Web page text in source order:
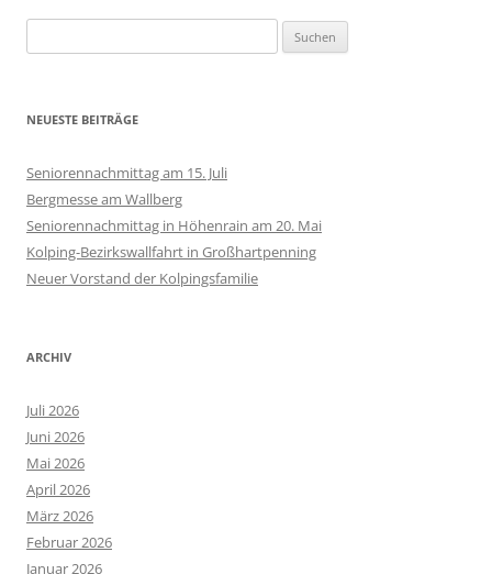
nach:
NEUESTE BEITRÄGE
Seniorennachmittag am 15. Juli
Bergmesse am Wallberg
Seniorennachmittag in Höhenrain am 20. Mai
Kolping-Bezirkswallfahrt in Großhartpenning
Neuer Vorstand der Kolpingsfamilie
ARCHIV
Juli 2026
Juni 2026
Mai 2026
April 2026
März 2026
Februar 2026
Januar 2026